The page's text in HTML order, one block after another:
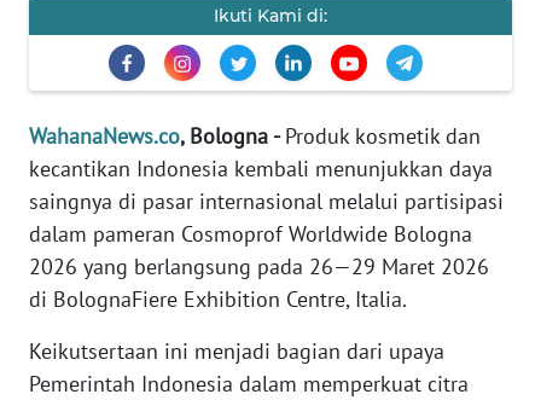
Ikuti Kami di:
WahanaNews.co, Bologna -Produk kosmetik dan
kecantikan Indonesia kembali menunjukkan daya
saingnya di pasar internasional melalui partisipasi
dalam pameran Cosmoprof Worldwide Bologna
2026 yang berlangsung pada 26—29 Maret 2026
di BolognaFiere Exhibition Centre, Italia.
Keikutsertaan ini menjadi bagian dari upaya
Pemerintah Indonesia dalam memperkuat citra
EDITORIAL
Informasi
INDEKS
BERITA
KONTAK
KAMI